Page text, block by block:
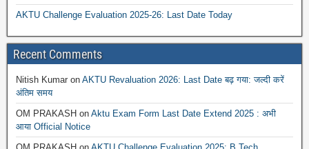
AKTU Challenge Evaluation 2025-26: Last Date Today
Recent Comments
Nitish Kumar on AKTU Revaluation 2026: Last Date बढ़ गया: जल्दी करें
अंतिम समय
OM PRAKASH on Aktu Exam Form Last Date Extend 2025 : अभी
आया Official Notice